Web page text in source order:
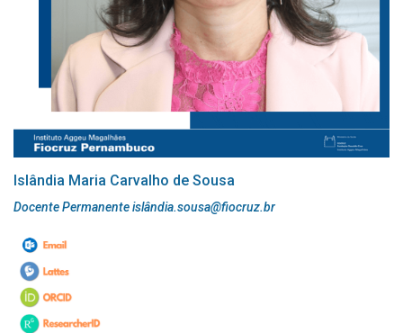
Islândia Maria Carvalho de Sousa
Docente Permanente islândia.sousa@fiocruz.br